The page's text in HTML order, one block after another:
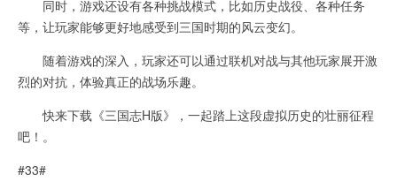
同时，游戏还设有各种挑战模式，比如历史战役、各种任务
等，让玩家能够更好地感受到三国时期的风云变幻。
随着游戏的深入，玩家还可以通过联机对战与其他玩家展开激
烈的对抗，体验真正的战场乐趣。
快来下载《三国志H版》，一起踏上这段虚拟历史的壮丽征程
吧！。
#33#